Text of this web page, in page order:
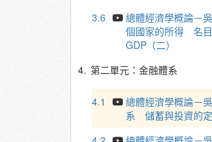
3.6
總體經濟學概論
個國家的所得 名
GDP（二）
4. 第二單元：金融體系
4.1
總體經濟學概論
系 儲蓄與投資的